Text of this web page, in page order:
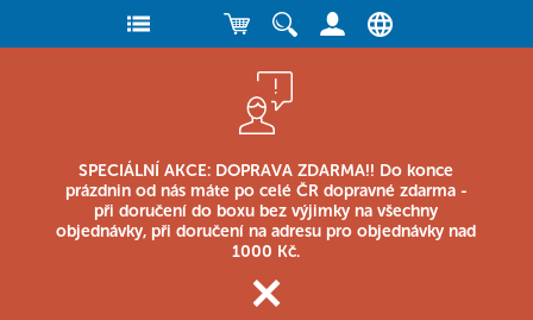
SPECIÁLNÍ AKCE: DOPRAVA ZDARMA!! Do konce
prázdnin od nás máte po celé ČR dopravné zdarma -
při doručení do boxu bez výjimky na všechny
objednávky, při doručení na adresu pro objednávky nad
1000 Kč.